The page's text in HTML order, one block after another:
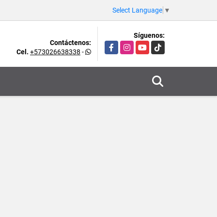
Select Language ▼
Contáctenos:
Cel. +573026638338 -
Síguenos:
FacebookInstagramYouTubeTikTok